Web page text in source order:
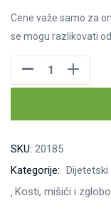
Cene važe samo za
se mogu razlikovati
Cartinorm
+
vitamin,
količina
SKU: 20185
Kategorije:
Kosti, mišići i